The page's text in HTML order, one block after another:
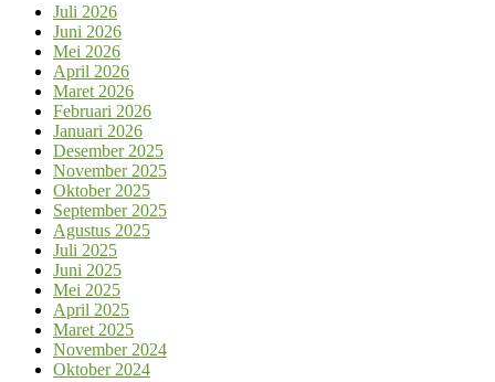
Juli 2026
Juni 2026
Mei 2026
April 2026
Maret 2026
Februari 2026
Januari 2026
Desember 2025
November 2025
Oktober 2025
September 2025
Agustus 2025
Juli 2025
Juni 2025
Mei 2025
April 2025
Maret 2025
November 2024
Oktober 2024